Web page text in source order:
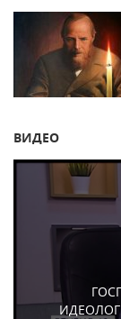
ВИДЕО